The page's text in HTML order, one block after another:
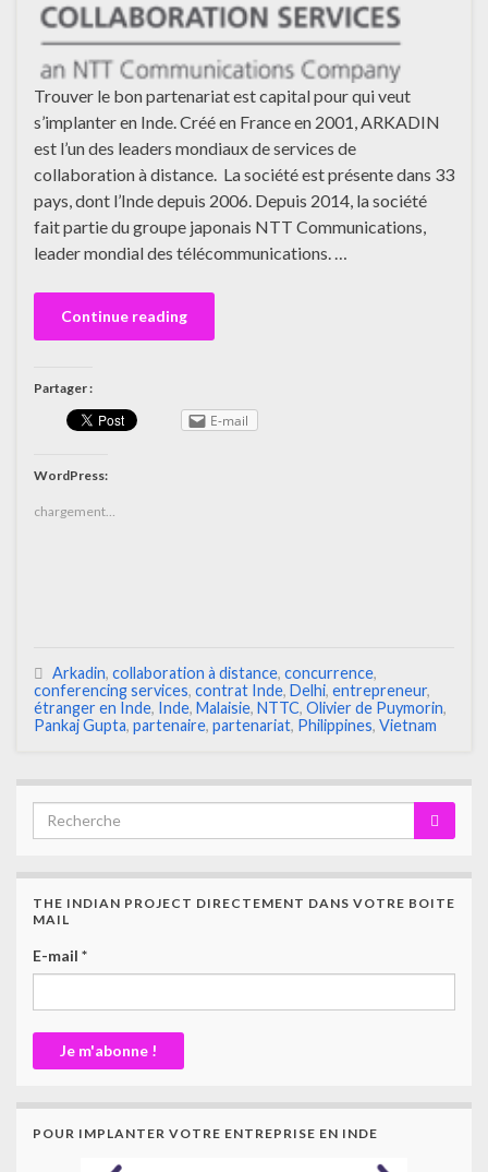
Trouver le bon partenariat est capital pour qui veut
s’implanter en Inde. Créé en France en 2001, ARKADIN
est l’un des leaders mondiaux de services de
collaboration à distance. La société est présente dans 33
pays, dont l’Inde depuis 2006. Depuis 2014, la société
fait partie du groupe japonais NTT Communications,
leader mondial des télécommunications. …
Continue reading
Partager :
E-mail
WordPress:
chargement…
Arkadin, collaboration à distance, concurrence,
conferencing services, contrat Inde, Delhi, entrepreneur,
étranger en Inde, Inde, Malaisie, NTTC, Olivier de Puymorin,
Pankaj Gupta, partenaire, partenariat, Philippines, Vietnam
THE INDIAN PROJECT DIRECTEMENT DANS VOTRE BOITE
MAIL
E-mail *
POUR IMPLANTER VOTRE ENTREPRISE EN INDE